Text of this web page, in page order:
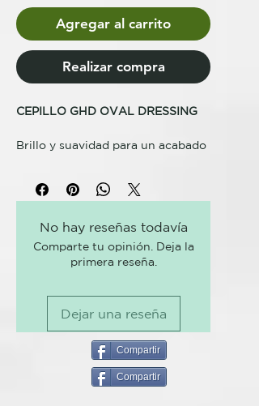
Agregar al carrito
Realizar compra
CEPILLO GHD OVAL DRESSING
Brillo y suavidad para un acabado
ghd oval dressing es nuestro
para preparar el cabello más
cercano al cuero
cabelludo mientras creas
acabado ultra glamuroso.
Sus suaves cerdas de nylon
antiestáticas penetran en el
cabello más profundamente que
las naturales, por lo que
No hay reseñas todavía
Comparte tu opinión. Deja la
primera reseña.
Dejar una reseña
Compartir
Compartir